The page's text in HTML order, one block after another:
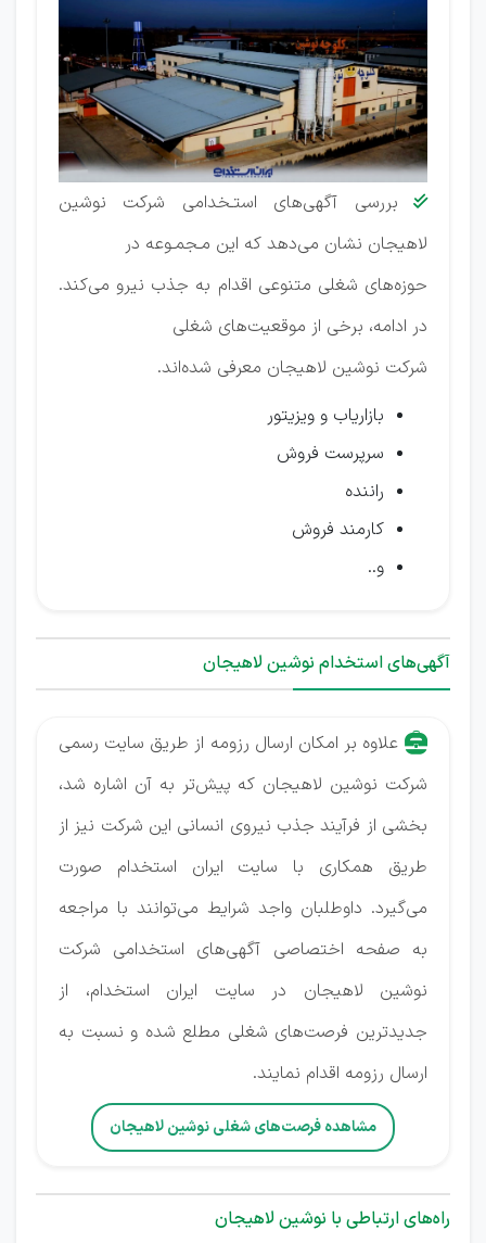

بررسی آگهی‌های استـخدامی شرکت نوشین
لاهیجان نشان می‌دهد که این مـجمـوعه در
حوزه‌های شغلی متنوعی اقدام به جذب نیرو می‌کند.
در ادامه، برخی از موقعیت‌های شغلی
شرکت نوشین لاهیجان معرفی شده‌اند.
بازاریاب و ویزیتور
سرپرست فروش
راننده
کارمند فروش
و..
آگهی‌های استخدام نوشین لاهیجان
علاوه بر امکان ارسال رزومه از طریق سایت رسمی
شرکت نوشین لاهیجان که پیش‌تر به آن اشاره شد،
بخشی از فرآیند جذب نیروی انسانی این شرکت نیز از
طریق همکاری با سایت ایران استخدام صورت
می‌گیرد. داوطلبان واجد شرایط می‌توانند با مراجعه
به صفحه اختصاصی آگهی‌های استخدامی شرکت
نوشین لاهیجان در سایت ایران استخدام، از
جدیدترین فرصت‌های شغلی مطلع شده و نسبت به
ارسال رزومه اقدام نمایند.
مشاهده فرصت‌های شغلی نوشین لاهیجان
راه‌های ارتباطی با نوشین لاهیجان